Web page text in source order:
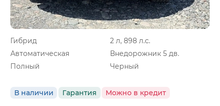
Гибрид
2 л, 898 л.с.
Автоматическая
Внедорожник 5 дв.
Полный
Черный
В наличии Гарантия Можно в кредит